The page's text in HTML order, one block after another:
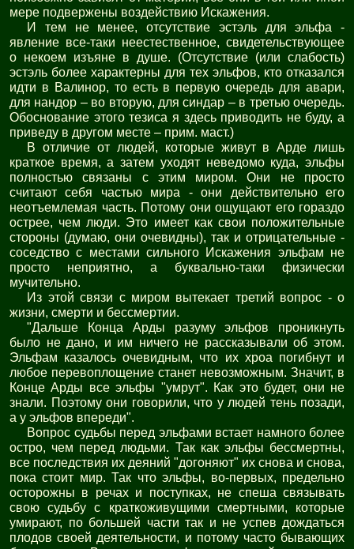
мере подвержены воздействию Искажения.
И тем не менее, отсутствие эстэль для эльфа -
явление все-таки неестественное, свидетельствующее
о некоем изъяне в душе. (Отсутствие (или слабость)
эстэль более характерны для тех эльфов, кто отказался
идти в Валинор, то есть в первую очередь для авари,
для нандор – во вторую, для синдар – в третью очередь.
Обоснование этого тезиса я здесь приводить не буду, а
приведу в другом месте – прим. маст.)
В отличие от людей, которые живут в Арде лишь
краткое время, а затем уходят неведомо куда, эльфы
полностью связаны с этим миром. Они не просто
считают себя частью мира - они действительно его
неотъемлемая часть. Потому они ощущают его гораздо
острее, чем люди. Это имеет как свои положительные
стороны (думаю, они очевидны), так и отрицательные -
соседство с местами сильного Искажения эльфам не
просто неприятно, а буквально-таки физически
мучительно.
Из этой связи с миром вытекает третий вопрос - о
жизни, смерти и бессмертии.
"Дальше Конца Арды разуму эльфов проникнуть
было не дано, и им ничего не рассказывали об этом.
Эльфам казалось очевидным, что их хроа погибнут и
любое перевоплощение станет невозможным. Значит, в
Конце Арды все эльфы "умрут". Как это будет, они не
знали. Поэтому они говорили, что у людей тень позади,
а у эльфов впереди".
Вопрос судьбы перед эльфами встает намного более
остро, чем перед людьми. Так как эльфы бессмертны,
все последствия их деяний "догоняют" их снова и снова,
пока стоит мир. Так что эльфы, во-первых, предельно
осторожны в речах и поступках, не спеша связывать
свою судьбу с краткоживущими смертными, которые
умирают, по большей части так и не успев дождаться
плодов своей деятельности, и потому часто бывающих